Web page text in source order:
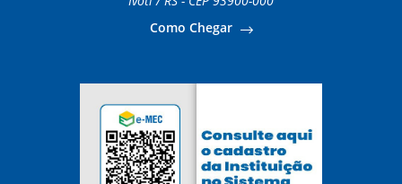
Como Chegar